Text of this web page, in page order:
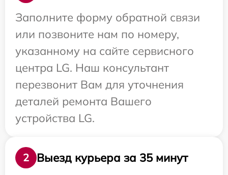
Заполните форму обратной связи
или позвоните нам по номеру,
указанному на сайте сервисного
центра LG. Наш консультант
перезвонит Вам для уточнения
деталей ремонта Вашего
устройства LG.
2
Выезд курьера за 35 минут